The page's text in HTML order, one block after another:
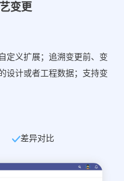
变更
定义扩展；追溯变更前、变
设计或者工程数据；支持变
差异对比